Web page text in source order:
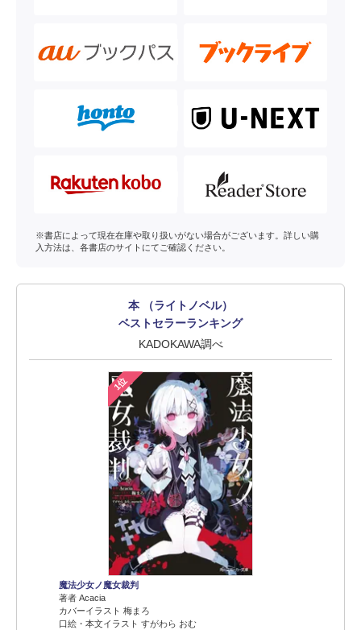
※書店によって現在在庫や取り扱いがない場合がございます。詳しい購
入方法は、各書店のサイトにてご確認ください。
本 （ライトノベル）
ベストセラーランキング
KADOKAWA調べ
1位
魔法少女ノ魔女裁判
著者 Acacia
カバーイラスト 梅まろ
口絵・本文イラスト すがわら おむ